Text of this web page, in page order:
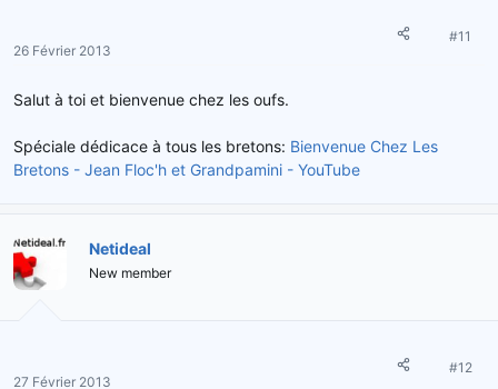
26 Février 2013
#11
Salut à toi et bienvenue chez les oufs.
Spéciale dédicace à tous les bretons: Bienvenue Chez Les
Bretons - Jean Floc'h et Grandpamini - YouTube
Netideal
New member
27 Février 2013
#12